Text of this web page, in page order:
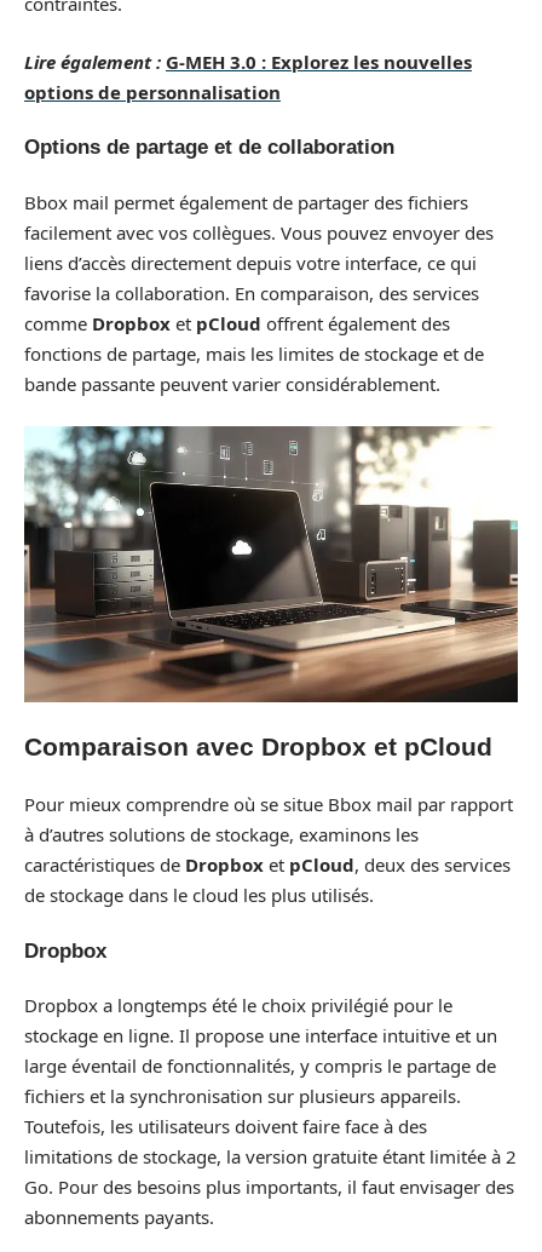
Lire également : G-MEH 3.0 : Explorez les nouvelles
options de personnalisation
Options de partage et de collaboration
Bbox mail permet également de partager des fichiers
facilement avec vos collègues. Vous pouvez envoyer des
liens d’accès directement depuis votre interface, ce qui
favorise la collaboration. En comparaison, des services
comme Dropbox et pCloud offrent également des
fonctions de partage, mais les limites de stockage et de
bande passante peuvent varier considérablement.
Comparaison avec Dropbox et pCloud
Pour mieux comprendre où se situe Bbox mail par rapport
à d’autres solutions de stockage, examinons les
caractéristiques de Dropbox et pCloud, deux des services
de stockage dans le cloud les plus utilisés.
Dropbox
Dropbox a longtemps été le choix privilégié pour le
stockage en ligne. Il propose une interface intuitive et un
large éventail de fonctionnalités, y compris le partage de
fichiers et la synchronisation sur plusieurs appareils.
Toutefois, les utilisateurs doivent faire face à des
limitations de stockage, la version gratuite étant limitée à 2
Go. Pour des besoins plus importants, il faut envisager des
abonnements payants.